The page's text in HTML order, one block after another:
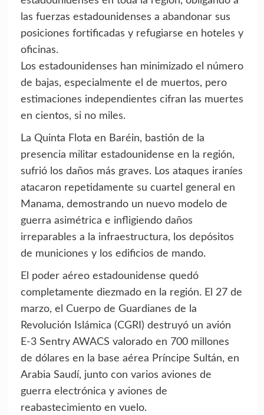
las fuerzas estadounidenses a abandonar sus
posiciones fortificadas y refugiarse en hoteles y
oficinas.
Los estadounidenses han minimizado el número
de bajas, especialmente el de muertos, pero
estimaciones independientes cifran las muertes
en cientos, si no miles.
La Quinta Flota en Baréin, bastión de la
presencia militar estadounidense en la región,
sufrió los daños más graves. Los ataques iraníes
atacaron repetidamente su cuartel general en
Manama, demostrando un nuevo modelo de
guerra asimétrica e infligiendo daños
irreparables a la infraestructura, los depósitos
de municiones y los edificios de mando.
El poder aéreo estadounidense quedó
completamente diezmado en la región. El 27 de
marzo, el Cuerpo de Guardianes de la
Revolución Islámica (CGRI) destruyó un avión
E-3 Sentry AWACS valorado en 700 millones
de dólares en la base aérea Príncipe Sultán, en
Arabia Saudí, junto con varios aviones de
guerra electrónica y aviones de
reabastecimiento en vuelo.